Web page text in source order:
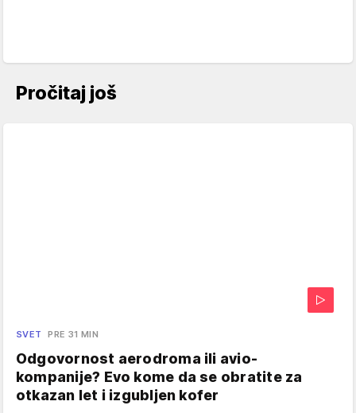
Pročitaj još
SVET PRE 31 MIN
Odgovornost aerodroma ili avio-
kompanije? Evo kome da se obratite za
otkazan let i izgubljen kofer